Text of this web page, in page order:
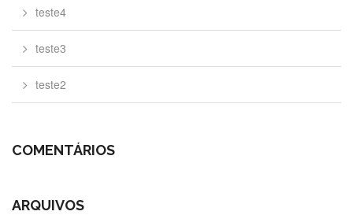
teste4
teste3
teste2
COMENTÁRIOS
ARQUIVOS